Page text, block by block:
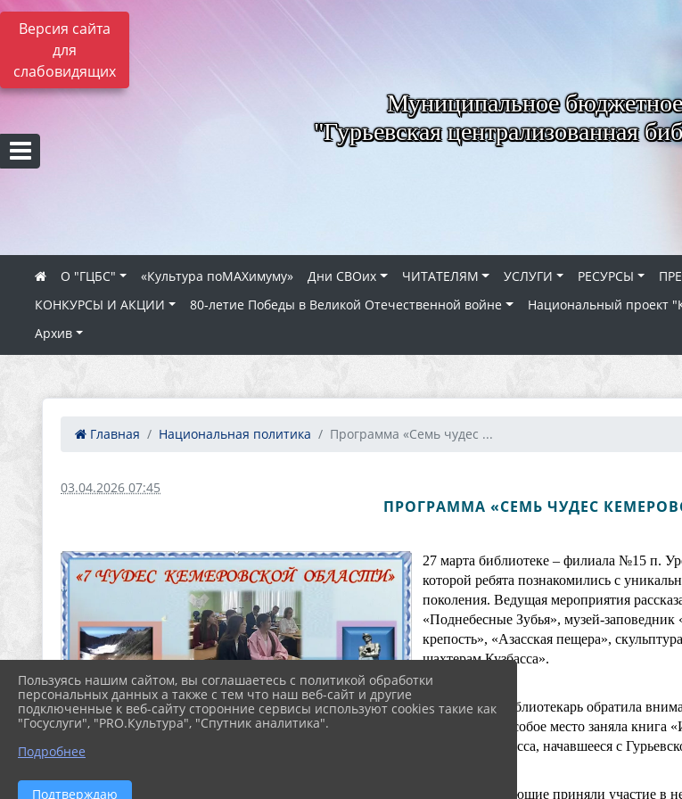
Версия сайта
для
слабовидящих
Муниципальное
"Гурьевская централизованная
О "ГЦБС" «Культура поMAXимуму» Дни СВОих ЧИТАТЕЛЯМ УСЛУГИ РЕСУРСЫ
КОНКУРСЫ И АКЦИИ
80‑летие Победы в Великой Отечественной войне Национальный проект
Архив
Главная Национальная политика Программа «Семь чудес ...
03.04.2026 07:45
ПРОГРАММА «СЕМЬ ЧУДЕС
27 марта библиотеке – филиала №15 п.
которой ребята познакомились с
поколения. Ведущая мероприятия
«Поднебесные Зубья», музей-
крепость», «Азасская пещера»,
шахтерам Кузбасса».
Кроме того, библиотекарь обратила
библиотеки. Особое место заняла
освоение Кузбасса, начавшееся с
Затем все желающие приняли участие в
Пользуясь нашим сайтом, вы соглашаетесь с политикой обработки
персональных данных а также с тем что наш веб-сайт и другие
подключенные к веб-сайту сторонние сервисы используют cookies такие как
"Госуслуги", "PRO.Культура", "Спутник аналитика".
Подробнее
Подтверждаю